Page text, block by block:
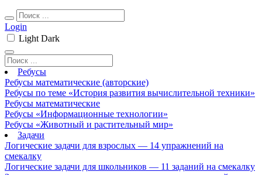
Login
Light Dark
Ребусы
Ребусы математические (авторские)
Ребусы по теме «История развития вычислительной техники»
Ребусы математические
Ребусы «Информационные технологии»
Ребусы «Животный и растительный мир»
Задачи
Логические задачи для взрослых — 14 упражнений на
смекалку
Логические задачи для школьников — 11 заданий на смекалку